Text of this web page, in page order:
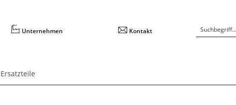
Unternehmen Kontakt
Ersatzteile